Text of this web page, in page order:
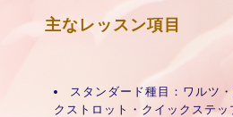
主なレッスン項目
スタンダード種目：ワルツ
クストロット・クイックステ